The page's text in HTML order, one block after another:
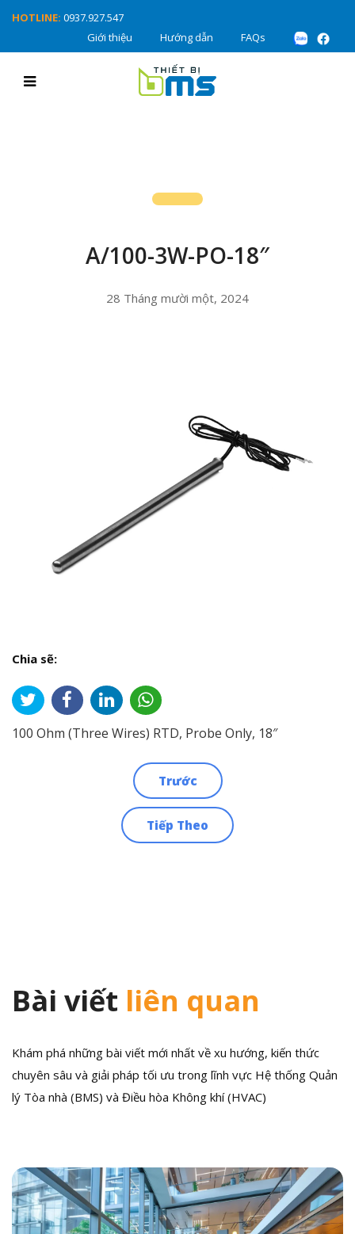
HOTLINE: 0937.927.547
Giới thiệu
Hướng dẫn FAQs
A/100-3W-PO-18″
28 Tháng mười một, 2024
Chia sẽ:
100 Ohm (Three Wires) RTD, Probe Only, 18″
Trước
Tiếp Theo
Bài viết liên quan
Khám phá những bài viết mới nhất về xu hướng, kiến thức
chuyên sâu và giải pháp tối ưu trong lĩnh vực Hệ thống Quản
lý Tòa nhà (BMS) và Điều hòa Không khí (HVAC)